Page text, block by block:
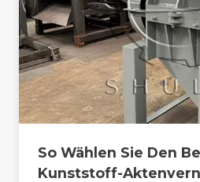
So Wählen Sie Den
Kunststoff-